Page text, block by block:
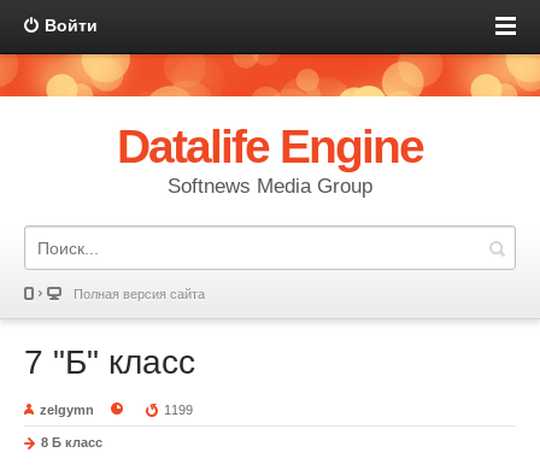
Войти
Datalife Engine
Softnews Media Group
Полная версия сайта
7 "Б" класс
zelgymn 1199
8 Б класс